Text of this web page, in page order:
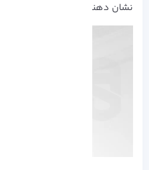
نشان دهنده نحوه نصب